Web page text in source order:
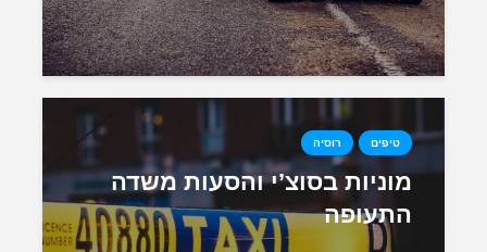
טיפים רוסיה
מוניות בסוצ’י והסעות משדה
התעופה